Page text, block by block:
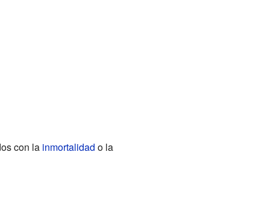
con la inmortalidad o la